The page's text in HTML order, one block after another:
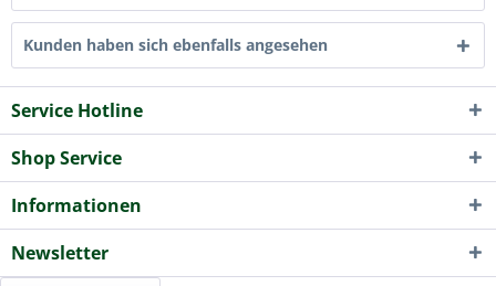
Kunden haben sich ebenfalls angesehen
Service Hotline
Shop Service
Informationen
Newsletter